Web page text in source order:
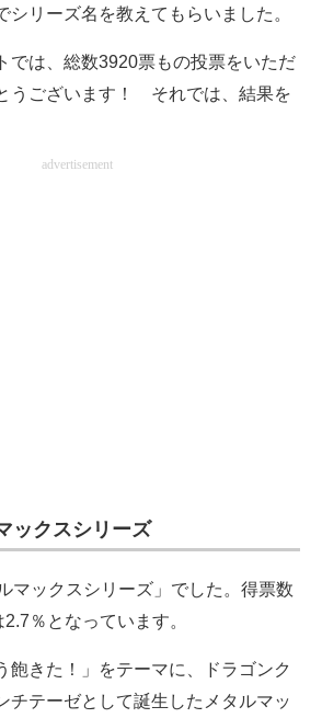
サイト
サイト
事例
用を支援
シリーズ名を教えてもらいました。
は、総数3920票もの投票をいただ
うございます！ それでは、結果を
advertisement
ックスシリーズ
マックスシリーズ」でした。得票数
％となっています。
きた！」をテーマに、ドラゴンク
チテーゼとして誕生したメタルマッ